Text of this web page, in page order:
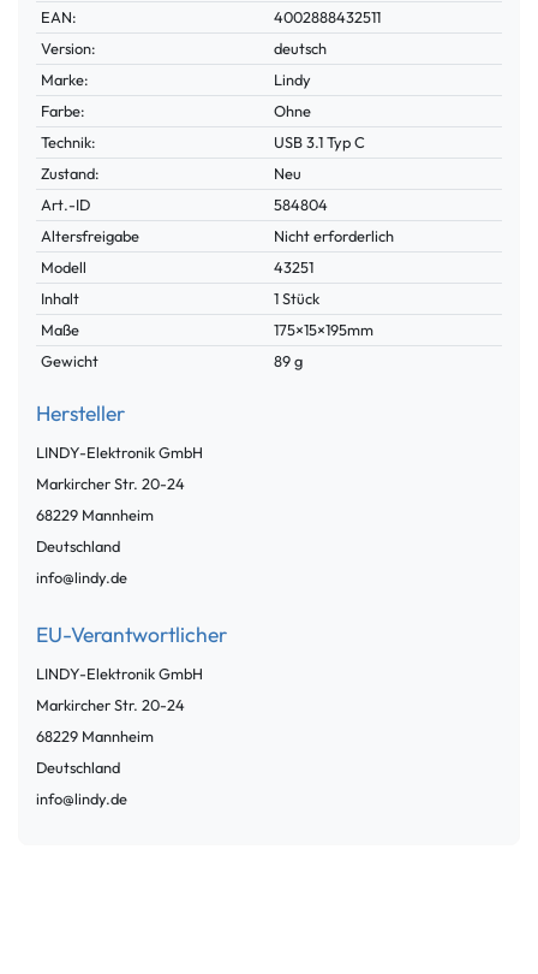
Technisches
Merkmal
Wert
EAN:
4002888432511
Version:
deutsch
Marke:
Lindy
Farbe:
Ohne
Technik:
USB 3.1 Typ C
Zustand:
Neu
Technisches
Merkmal
Wert
Art.-ID
584804
Altersfreigabe
Nicht erforderlich
Modell
43251
Inhalt
1 Stück
Maße
175×15×195mm
Gewicht
89 g
Hersteller
LINDY-Elektronik GmbH
Markircher Str. 20-24
68229 Mannheim
Deutschland
info@lindy.de
EU-Verantwortlicher
LINDY-Elektronik GmbH
Markircher Str. 20-24
68229 Mannheim
Deutschland
info@lindy.de